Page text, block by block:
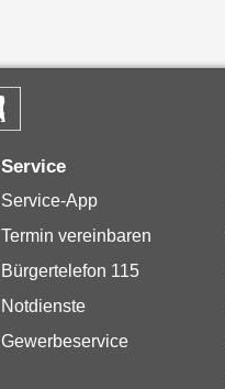
Service
Service-App
Termin vereinbaren
Bürgertelefon 115
Notdienste
Gewerbeservice